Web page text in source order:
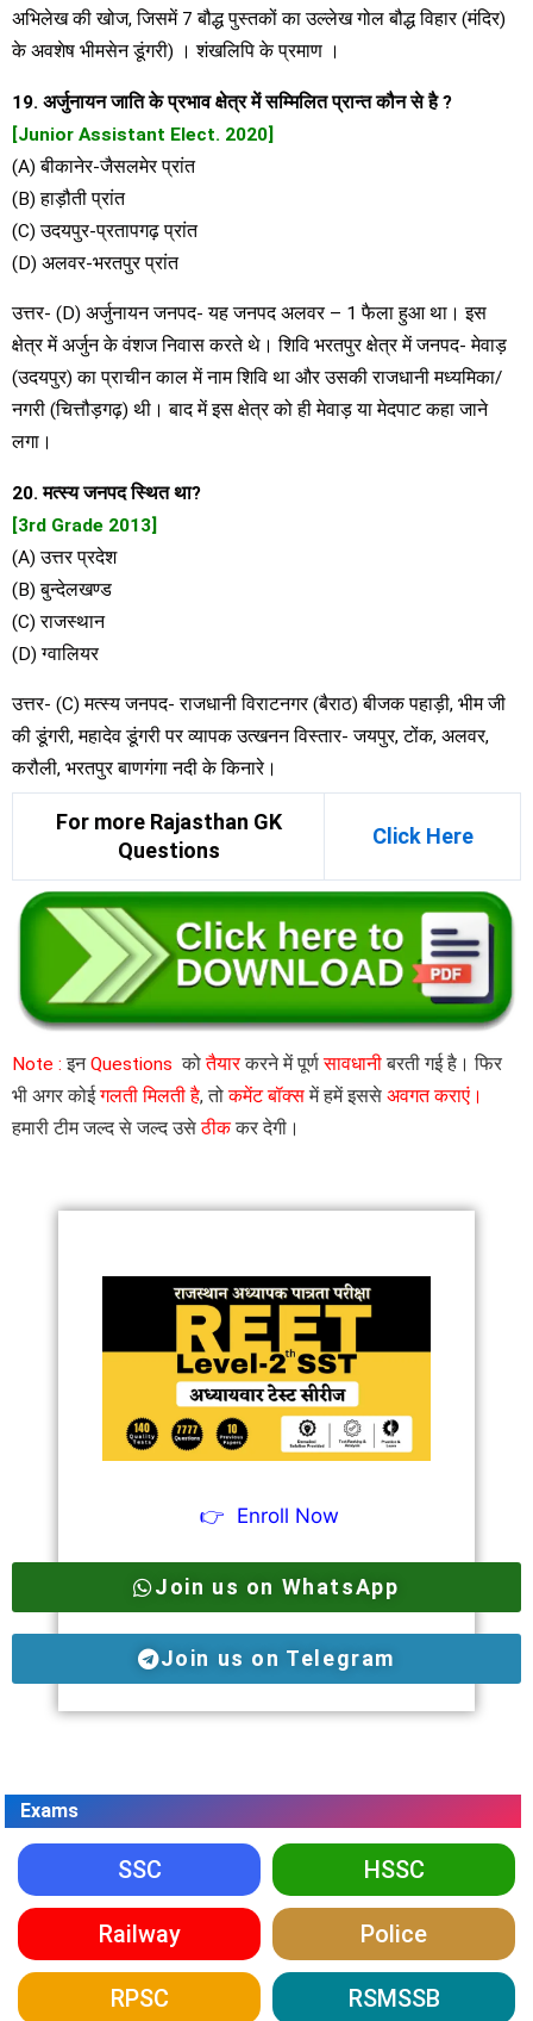
अभिलेख की खोज, जिसमें 7 बौद्ध पुस्तकों का उल्लेख गोल बौद्ध विहार (मंदिर)
के अवशेष भीमसेन डूंगरी) । शंखलिपि के प्रमाण ।
19. अर्जुनायन जाति के प्रभाव क्षेत्र में सम्मिलित प्रान्त कौन से है ?
[Junior Assistant Elect. 2020]
(A) बीकानेर-जैसलमेर प्रांत
(B) हाड़ौती प्रांत
(C) उदयपुर-प्रतापगढ़ प्रांत
(D) अलवर-भरतपुर प्रांत
उत्तर- (D) अर्जुनायन जनपद- यह जनपद अलवर – 1 फैला हुआ था। इस
क्षेत्र में अर्जुन के वंशज निवास करते थे। शिवि भरतपुर क्षेत्र में जनपद- मेवाड़
(उदयपुर) का प्राचीन काल में नाम शिवि था और उसकी राजधानी मध्यमिका/
नगरी (चित्तौड़गढ़) थी। बाद में इस क्षेत्र को ही मेवाड़ या मेदपाट कहा जाने
लगा।
20. मत्स्य जनपद स्थित था?
[3rd Grade 2013]
(A) उत्तर प्रदेश
(B) बुन्देलखण्ड
(C) राजस्थान
(D) ग्वालियर
उत्तर- (C) मत्स्य जनपद- राजधानी विराटनगर (बैराठ) बीजक पहाड़ी, भीम जी
की डूंगरी, महादेव डूंगरी पर व्यापक उत्खनन विस्तार- जयपुर, टोंक, अलवर,
करौली, भरतपुर बाणगंगा नदी के किनारे।
For more Rajasthan GK
Questions
Click Here
Note : इनQuestions कोतैयारकरने में पूर्णसावधानीबरती गई है। फिर
भी अगर कोईगलती मिलती है, तोकमेंट बॉक्समें हमें इससे अवगत कराएं।
हमारी टीम जल्द से जल्द उसेठीककर देगी।
👉 Enroll Now
Join us on WhatsApp
Join us on Telegram
Exams
SSC HSSC
Railway Police
RPSC RSMSSB